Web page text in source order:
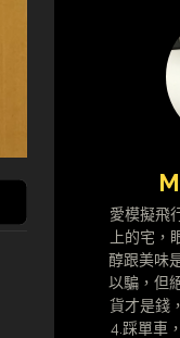
愛模擬飛
上的宅，
醇跟美味
以騙，但
貨才是錢
4.踩單車